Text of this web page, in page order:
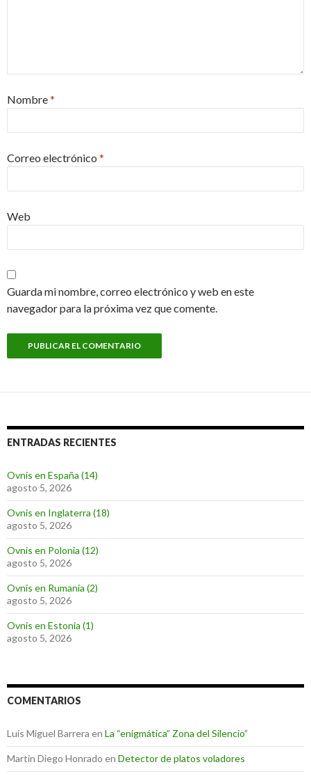
Nombre*
Correo electrónico *
Web
Guarda mi nombre, correo electrónico y web en este
navegador para la próxima vez que comente.
ENTRADAS RECIENTES
Ovnis en España (14)
agosto 5, 2026
Ovnis en Inglaterra (18)
agosto 5, 2026
Ovnis en Polonia (12)
agosto 5, 2026
Ovnis en Rumania (2)
agosto 5, 2026
Ovnis en Estonia (1)
agosto 5, 2026
COMENTARIOS
Luis Miguel Barrera en La “enigmática” Zona del Silencio”
Martin Diego Honrado en Detector de platos voladores